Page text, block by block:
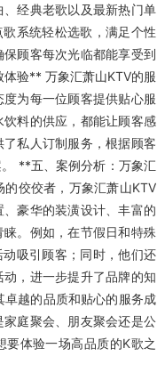
经典老歌以及最新热门单
系统轻松选歌，满足个性
顾客每次光临都能享受到
验** 万象汇萧山KTV的服
为每一位顾客提供贴心服
料的供应，都能让顾客感
私人订制服务，根据顾客
**五、案例分析：万象汇
佼佼者，万象汇萧山KTV
豪华的装潢设计、丰富的
。例如，在节假日和特殊
吸引顾客；同时，他们还
，进一步提升了品牌的知
越的品质和贴心的服务成
庭聚会、朋友聚会还是公
体验一场高品质的K歌之